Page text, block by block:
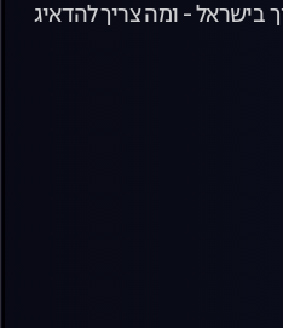
בישראל - ומה צריך להדאיג